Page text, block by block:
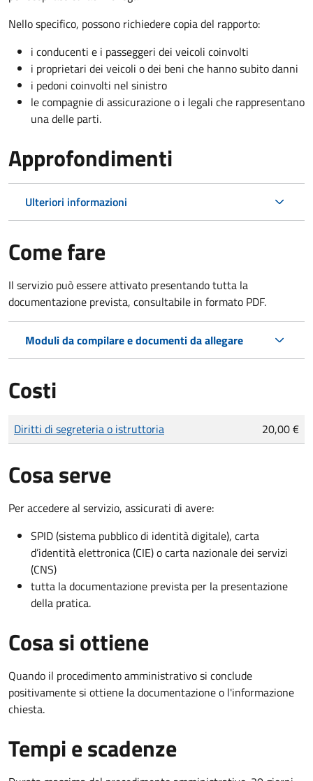
Nello specifico, possono richiedere copia del rapporto:
i conducenti e i passeggeri dei veicoli coinvolti
i proprietari dei veicoli o dei beni che hanno subito danni
i pedoni coinvolti nel sinistro
le compagnie di assicurazione o i legali che rappresentano
una delle parti.
Approfondimenti
Ulteriori informazioni
Come fare
Il servizio può essere attivato presentando tutta la
documentazione prevista, consultabile in formato PDF.
Moduli da compilare e documenti da allegare
Costi
Tipo di pagamento
Importo
Diritti di segreteria o istruttoria 20,00 €
Cosa serve
Per accedere al servizio, assicurati di avere:
SPID (sistema pubblico di identità digitale), carta
d’identità elettronica (CIE) o carta nazionale dei servizi
(CNS)
tutta la documentazione prevista per la presentazione
della pratica.
Cosa si ottiene
Quando il procedimento amministrativo si conclude
positivamente si ottiene la documentazione o l'informazione
chiesta.
Tempi e scadenze